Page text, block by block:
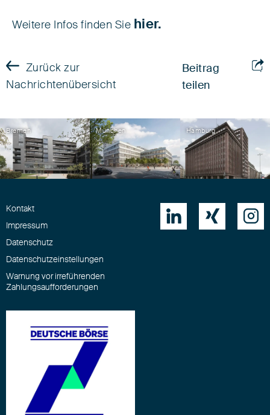
Weitere Infos finden Sie hier.
Zurück zur
Nachrichtenübersicht
Beitrag
teilen
Bremen München Hamburg
Kontakt
Impressum
Datenschutz
Datenschutzeinstellungen
Warnung vor irreführenden
Zahlungsaufforderungen
  